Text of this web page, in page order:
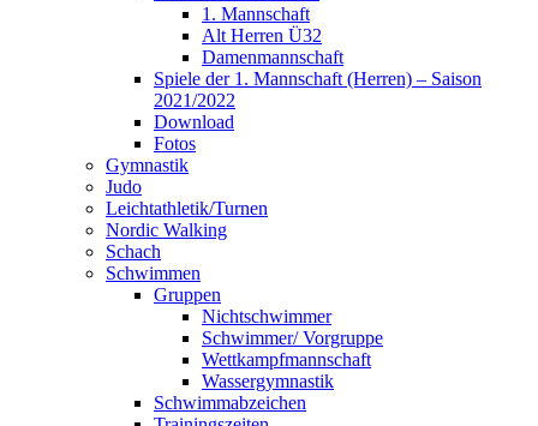
1. Mannschaft
Alt Herren Ü32
Damenmannschaft
Spiele der 1. Mannschaft (Herren) – Saison
2021/2022
Download
Fotos
Gymnastik
Judo
Leichtathletik/Turnen
Nordic Walking
Schach
Schwimmen
Gruppen
Nichtschwimmer
Schwimmer/ Vorgruppe
Wettkampfmannschaft
Wassergymnastik
Schwimmabzeichen